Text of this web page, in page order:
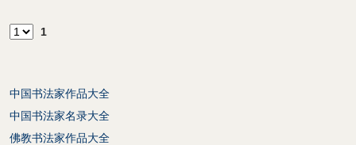
1
中国书法家作品大全
中国书法家名录大全
佛教书法家作品大全